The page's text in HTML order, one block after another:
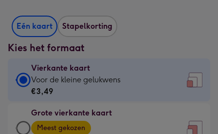
Eén kaart Stapelkorting
Kies het formaat
Vierkante kaart
Vierkante
kaart
€3,49
-
Voor de kleine gelukwens
€3,49
Grote vierkante kaart
Grote
Meest gekozen